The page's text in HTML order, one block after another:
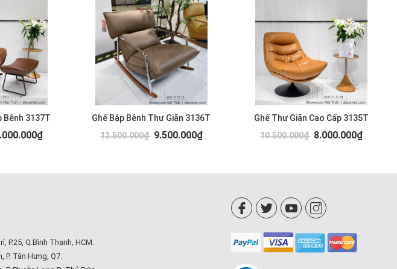
Bênh 3137T
Ghế Bập Bênh Thư Giãn 3136T
12.500.000₫ 9.500.000₫
Ghế Thư Giãn Cao Cấp 3135T
10.500.000₫ 8.000.000₫
P.25, Q.Bình Thạnh, HCM.
P. Tân Hưng, Q7.